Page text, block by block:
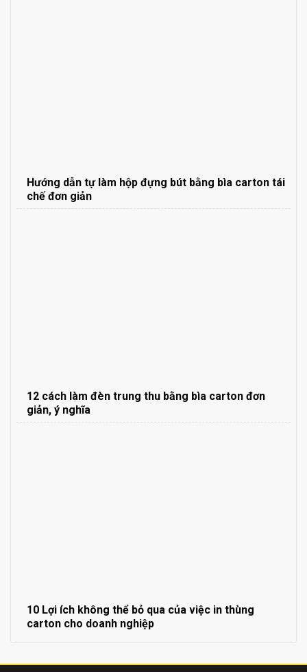
Hướng dẫn tự làm hộp đựng bút bằng bìa carton tái
chế đơn giản
12 cách làm đèn trung thu bằng bìa carton đơn
giản, ý nghĩa
10 Lợi ích không thể bỏ qua của việc in thùng
carton cho doanh nghiệp